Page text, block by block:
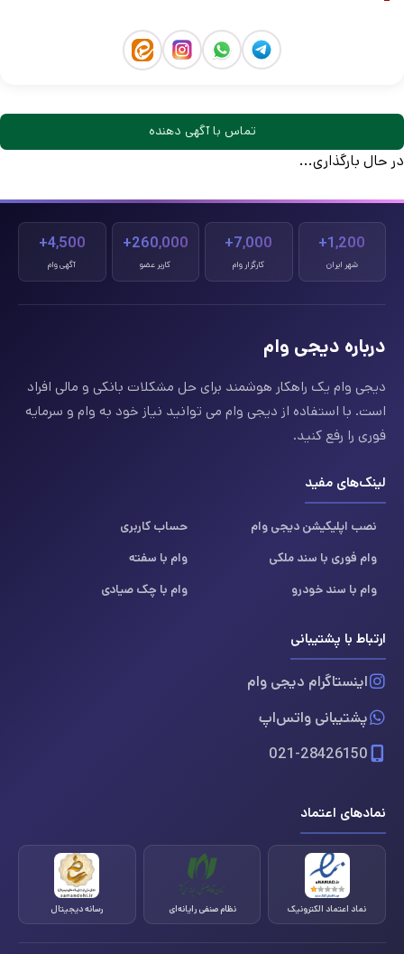
تماس با آگهی دهنده
در حال بارگذاری...
1,200+
شهر ایران
7,000+
کارگزار وام
260,000+
کاربر عضو
4,500+
آگهی وام
درباره دیجی وام
دیجی وام یک راهکار هوشمند برای حل مشکلات بانکی و مالی افراد
است. با استفاده از دیجی وام می توانید نیاز خود به وام و سرمایه
فوری را رفع کنید.
لینک‌های مفید
نصب اپلیکیشن دیجی وام
حساب کاربری
وام فوری با سند ملکی
وام با سفته
وام با سند خودرو
وام با چک صیادی
ارتباط با پشتیبانی
اینستاگرام دیجی وام
پشتیبانی واتس‌اپ
021-28426150
نمادهای اعتماد
نماد اعتماد الکترونیک نظام صنفی رایانه‌ای رسانه دیجیتال